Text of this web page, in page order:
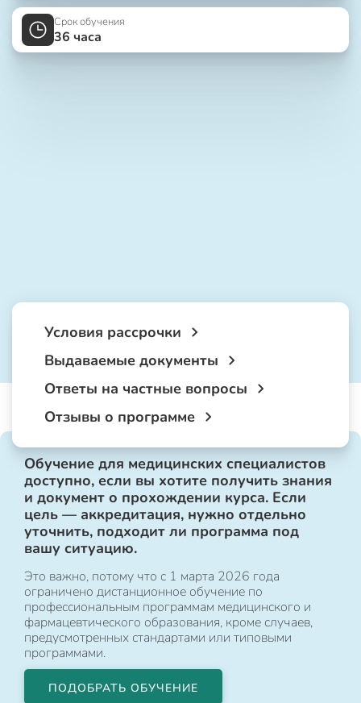
Срок обучения
36 часа
Условия рассрочки
Выдаваемые документы
Ответы на частные вопросы
Отзывы о программе
Обучение для медицинских специалистов
доступно, если вы хотите получить знания
и документ о прохождении курса. Если
цель — аккредитация, нужно отдельно
уточнить, подходит ли программа под
вашу ситуацию.
Это важно, потому что с 1 марта 2026 года
ограничено дистанционное обучение по
профессиональным программам медицинского и
фармацевтического образования, кроме случаев,
предусмотренных стандартами или типовыми
программами.
ПОДОБРАТЬ ОБУЧЕНИЕ